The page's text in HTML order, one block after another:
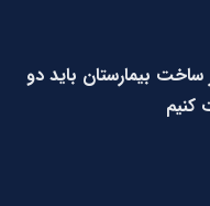
بیمارستان باید دو
کنیم